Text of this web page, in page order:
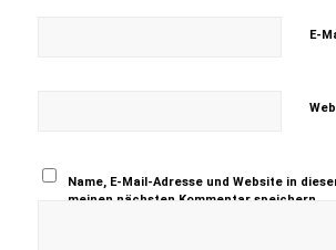
E-
Name, E-Mail-Adresse und Website in
meinen nächsten Kommentar speichern.